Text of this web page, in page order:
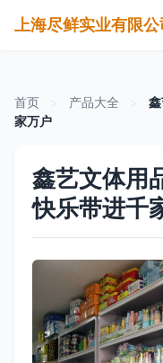
上海尽鲜实业有限公
首页 产品大全
家万户
鑫艺文体用
快乐带进千